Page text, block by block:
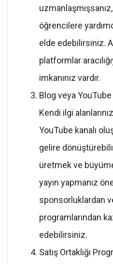
öğrencilere
elde edebilirsiniz.
platformlar
imkanınız vardır.
Blog veya
Kendi ilgi
YouTube kanalı
gelire
üretmek ve
yayın yapmanız
sponsorluklardan
programlarından
edebilirsiniz.
Satış Ortaklığı